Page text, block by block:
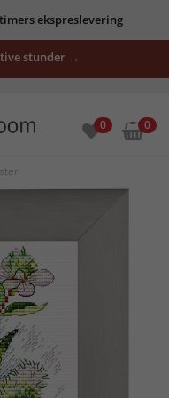
ekspreslevering
stunder →
0 0